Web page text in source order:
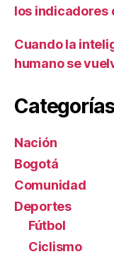
los indicadores
Cuando la
humano se
Categorías
Nación
Bogotá
Comunidad
Deportes
Fútbol
Ciclismo